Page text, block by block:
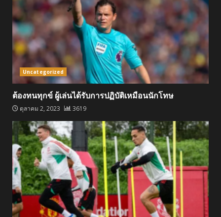
Uncategorized
ต้องทนทุกข์ ผู้เล่นได้รับการปฏิบัติเหมือนนักโทษ
ตุลาคม 2, 2023 3619